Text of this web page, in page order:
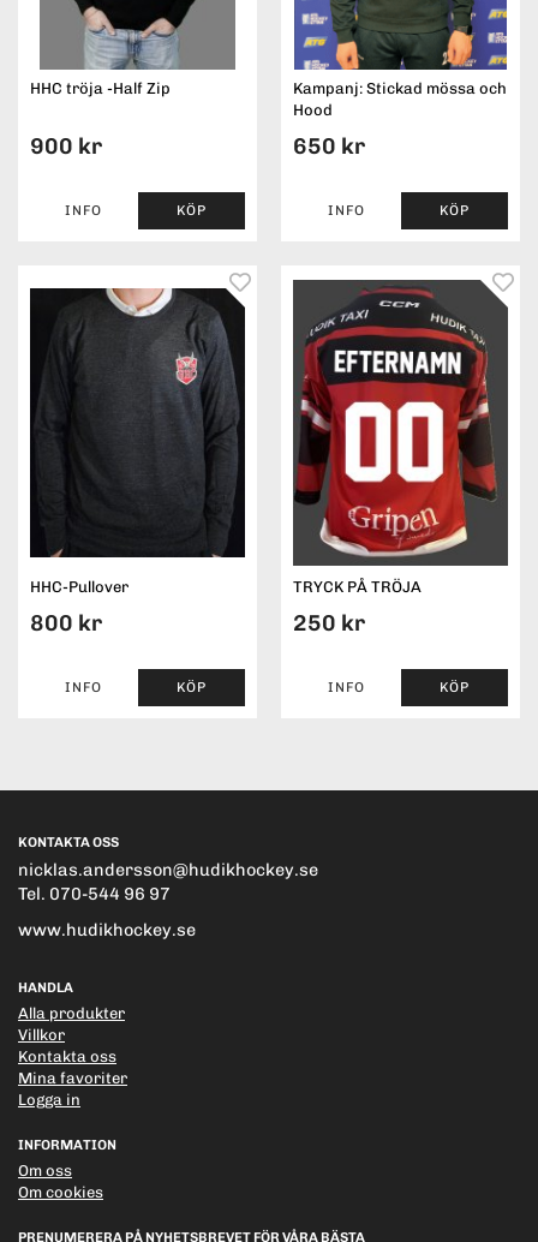
HHC tröja -Half Zip
900 kr
INFO KÖP
Kampanj: Stickad mössa och
Hood
650 kr
INFO KÖP
HHC-Pullover
800 kr
INFO KÖP
TRYCK PÅ TRÖJA
250 kr
INFO KÖP
KONTAKTA OSS
nicklas.andersson@hudikhockey.se
Tel. 070-544 96 97
www.hudikhockey.se
HANDLA
Alla produkter
Villkor
Kontakta oss
Mina favoriter
Logga in
INFORMATION
Om oss
Om cookies
PRENUMERERA PÅ NYHETSBREVET FÖR VÅRA BÄSTA